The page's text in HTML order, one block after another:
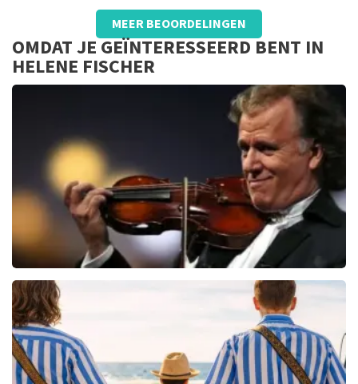
Beoordeling van Carlo de Knegt overTopTicketShop
..
…. …. Ze.. .. .,: … … ., …. Zzz. Zzz. Zzzzzzz
MEER BEOORDELINGEN
OMDAT JE GEÏNTERESSEERD BENT IN
HELENE FISCHER
BEKIJKEN